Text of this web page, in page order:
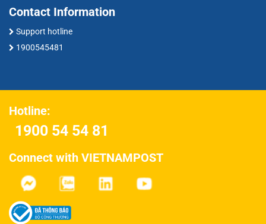
Contact Information
Support hotline
1900545481
Hotline:
1900 54 54 81
Connect with VIETNAMPOST